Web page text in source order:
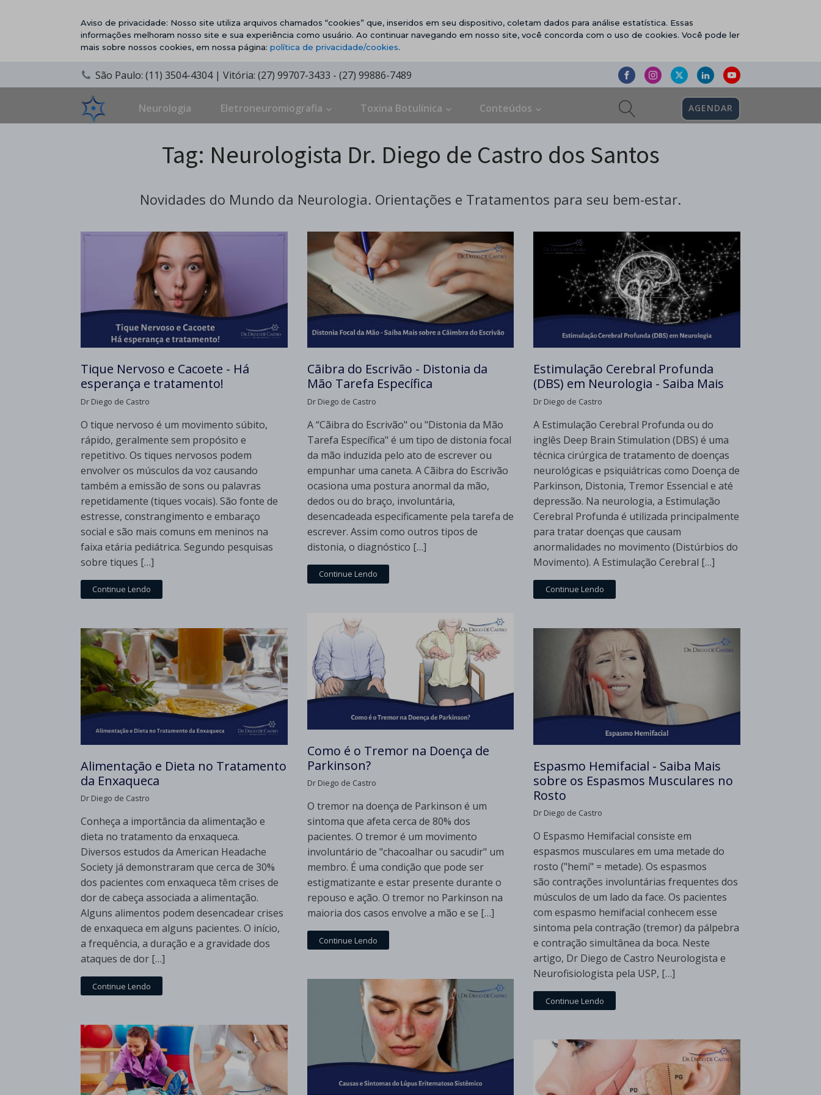
Aviso de privacidade: Nosso site utiliza arquivos chamados “cookies” que, inseridos em seu dispositivo, coletam dados para análise estatística. Essas
informações melhoram nosso site e sua experiência como usuário. Ao continuar navegando em nosso site, você concorda com o uso de cookies. Você pode ler
mais sobre nossos cookies, em nossa página: política de privacidade/cookies.
São Paulo: (11) 3504-4304 | Vitória: (27) 99707-3433 - (27) 99886-7489
Neurologia Eletroneuromiografia Toxina Botulínica Conteúdos AGENDAR
Tag: Neurologista Dr. Diego de Castro dos Santos
Novidades do Mundo da Neurologia. Orientações e Tratamentos para seu bem-estar.
Tique Nervoso e Cacoete - Há
esperança e tratamento!
Dr Diego de Castro
O tique nervoso é um movimento súbito,
rápido, geralmente sem propósito e
repetitivo. Os tiques nervosos podem
envolver os músculos da voz causando
também a emissão de sons ou palavras
repetidamente (tiques vocais). São fonte de
estresse, constrangimento e embaraço
social e são mais comuns em meninos na
faixa etária pediátrica. Segundo pesquisas
sobre tiques […]
Continue Lendo
Alimentação e Dieta no Tratamento
da Enxaqueca
Dr Diego de Castro
Conheça a importância da alimentação e
dieta no tratamento da enxaqueca.
Diversos estudos da American Headache
Society já demonstraram que cerca de 30%
dos pacientes com enxaqueca têm crises de
dor de cabeça associada a alimentação.
Alguns alimentos podem desencadear crises
de enxaqueca em alguns pacientes. O início,
a frequência, a duração e a gravidade dos
ataques de dor […]
Continue Lendo
Cãibra do Escrivão - Distonia da
Mão Tarefa Específica
Dr Diego de Castro
A “Cãibra do Escrivão" ou "Distonia da Mão
Tarefa Específica" é um tipo de distonia focal
da mão induzida pelo ato de escrever ou
empunhar uma caneta. A Cãibra do Escrivão
ocasiona uma postura anormal da mão,
dedos ou do braço, involuntária,
desencadeada especificamente pela tarefa de
escrever. Assim como outros tipos de
distonia, o diagnóstico […]
Continue Lendo
Como é o Tremor na Doença de
Parkinson?
Dr Diego de Castro
O tremor na doença de Parkinson é um
sintoma que afeta cerca de 80% dos
pacientes. O tremor é um movimento
involuntário de "chacoalhar ou sacudir" um
membro. É uma condição que pode ser
estigmatizante e estar presente durante o
repouso e ação. O tremor no Parkinson na
maioria dos casos envolve a mão e se […]
Continue Lendo
Estimulação Cerebral Profunda
(DBS) em Neurologia - Saiba Mais
Dr Diego de Castro
A Estimulação Cerebral Profunda ou do
inglês Deep Brain Stimulation (DBS) é uma
técnica cirúrgica de tratamento de doenças
neurológicas e psiquiátricas como Doença de
Parkinson, Distonia, Tremor Essencial e até
depressão. Na neurologia, a Estimulação
Cerebral Profunda é utilizada principalmente
para tratar doenças que causam
anormalidades no movimento (Distúrbios do
Movimento). A Estimulação Cerebral […]
Continue Lendo
Espasmo Hemifacial - Saiba Mais
sobre os Espasmos Musculares no
Rosto
Dr Diego de Castro
O Espasmo Hemifacial consiste em
espasmos musculares em uma metade do
rosto ("hemi" = metade). Os espasmos
são contrações involuntárias frequentes dos
músculos de um lado da face. Os pacientes
com espasmo hemifacial conhecem esse
sintoma pela contração (tremor) da pálpebra
e contração simultânea da boca. Neste
artigo, Dr Diego de Castro Neurologista e
Neurofisiologista pela USP, […]
Continue Lendo